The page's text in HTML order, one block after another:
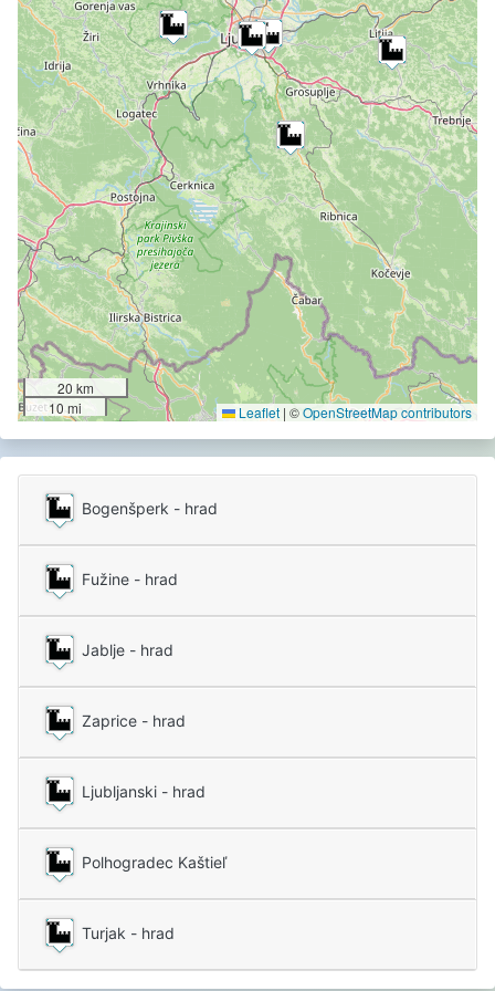
20 km
10 mi
Leaflet | ©OpenStreetMap contributors
Bogenšperk - hrad
Fužine - hrad
Jablje - hrad
Zaprice - hrad
Ljubljanski - hrad
Polhogradec Kaštieľ
Turjak - hrad